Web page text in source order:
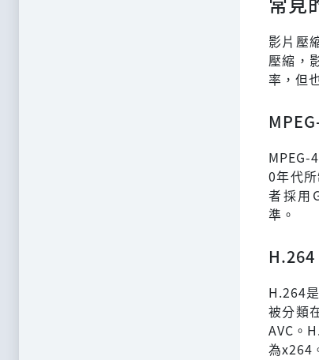
影片壓
壓縮，
率，但
0年代
者採用
準。
H.264
H.264
被分類
AVC。
為x264